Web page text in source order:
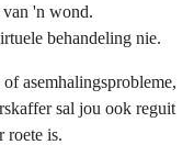
van 'n wond.
behandeling nie.
asemhalingsprobleme,
sal jou ook reguit
roete is.